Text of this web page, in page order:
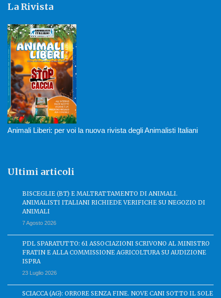
La Rivista
Animali Liberi: per voi la nuova rivista degli Animalisti Italiani
Ultimi articoli
BISCEGLIE (BT) E MALTRATTAMENTO DI ANIMALI.
ANIMALISTI ITALIANI RICHIEDE VERIFICHE SU NEGOZIO DI
ANIMALI
7 Agosto 2026
PDL SPARATUTTO: 61 ASSOCIAZIONI SCRIVONO AL MINISTRO
FRATIN E ALLA COMMISSIONE AGRICOLTURA SU AUDIZIONE
ISPRA
23 Luglio 2026
SCIACCA (AG): ORRORE SENZA FINE. NOVE CANI SOTTO IL SOLE